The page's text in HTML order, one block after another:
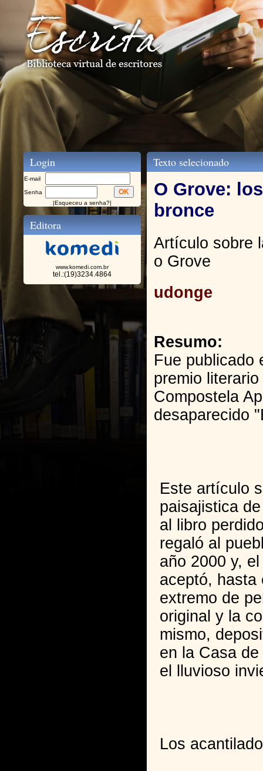
Login
E-mail
Senha
|Esqueceu a senha?|
Editora
www.komedi.com.br
tel.:(19)3234.4864
Texto selecionado
O Grove:
bronce
Artículo sobre
o Grove
udonge
Resumo:
Fue publicado
premio
Compostela
desaparecido
Este artículo
paisajistica
al libro
regaló al
año 2000 y,
aceptó, hasta
extremo de
original y la
mismo,
en la Casa
el lluvioso
Los